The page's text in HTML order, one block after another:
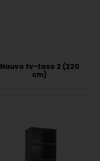
Nauvo tv-taso 2 (220
cm)